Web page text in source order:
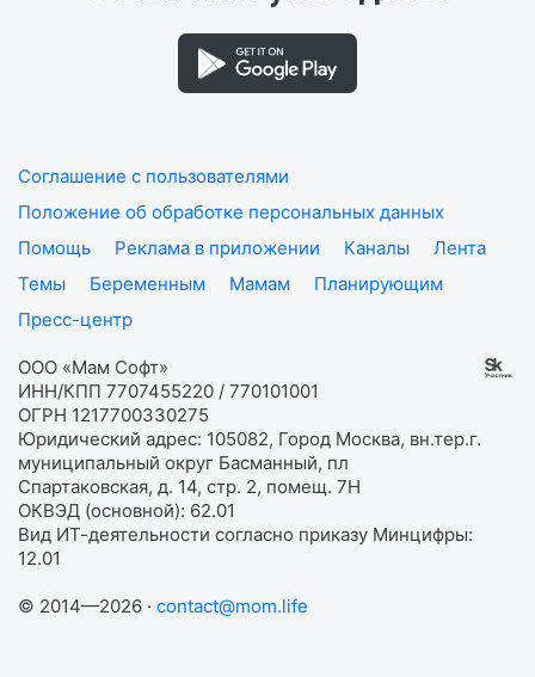
Соглашение с пользователями
Положение об обработке персональных данных
Помощь
Реклама в приложении Каналы
Лента
Темы
Беременным Мамам
Планирующим
Пресс-центр
ООО «Мам Софт»
ИНН/КПП 7707455220 / 770101001
ОГРН 1217700330275
Юридический адрес: 105082, Город Москва, вн.тер.г.
муниципальный округ Басманный, пл
Спартаковская, д. 14, стр. 2, помещ. 7Н
ОКВЭД (основной): 62.01
Вид ИТ-деятельности согласно приказу Минцифры:
12.01
© 2014—2026 · contact@mom.life